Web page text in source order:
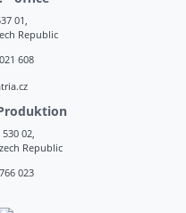
01,
Republic
608
02,
Republic
023